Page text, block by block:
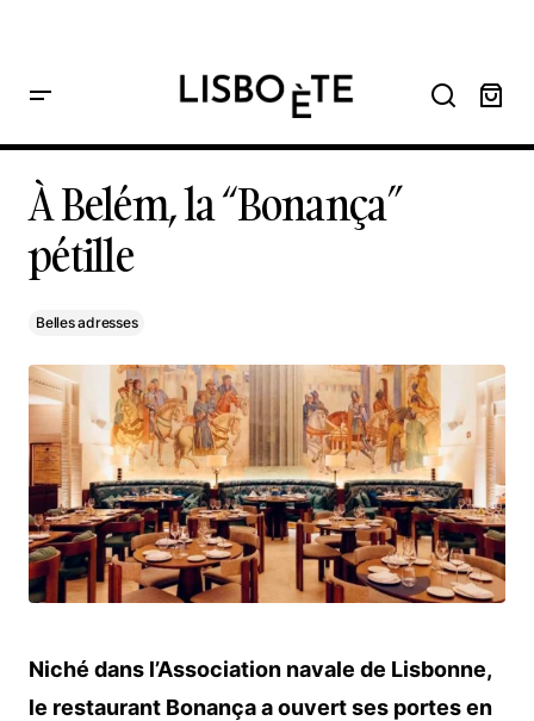
Home À Belém, la “Bonança” pétille
À Belém, la “Bonança”
pétille
Belles adresses
Niché dans l’Association navale de Lisbonne,
le restaurant Bonança a ouvert ses portes en